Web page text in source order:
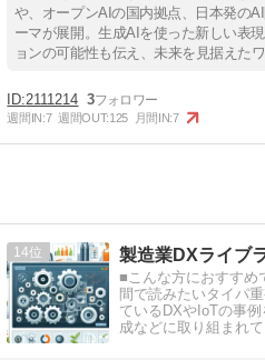
や、オープンAIの国内拠点、日本発の
ーマが展開。生成AIを使った新しい表
ョンの可能性も伝え、未来を見据えた
2111214 3
週間IN:7 週間OUT:125 月間IN:7
14 製造業DXライブ
■こんな方におすすめ
間で読みたいタイパ
ているDXやIoTの事
成などに取り組まれ